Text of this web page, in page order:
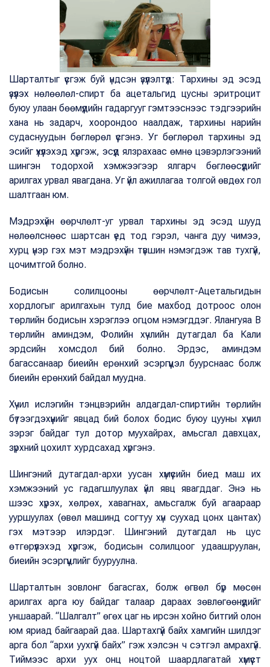
Шарталтыг үүсгэж буй үндсэн үзүүлэлтүүд: Тархины эд эсэд
үзүүлэх нөлөөлөл-спирт ба ацетальгид цусны эритроцит
буюу улаан бөөмүүдийн гадаргууг гэмтээснээс тэдгээрийн
хана нь задарч, хоорондоо наалдаж, тархины нарийн
судаснуудын бөглөрөл үүсгэнэ. Уг бөглөрөл тархины эд
эсийг үхүүлэхэд хүргэж, эсүүд ялзрахаас өмнө цэвэрлэгээний
шингэн тодорхой хэмжээгээр ялгарч бөглөөсүүдийг
арилгах урвал явагдана. Уг үйл ажиллагаа толгой өвдөх гол
шалтгаан юм.
Мэдрэхүйн өөрчлөлт-уг урвал тархины эд эсэд шууд
нөлөөлснөөс шартсан үед тод гэрэл, чанга дуу чимээ,
хурц үнэр гэх мэт мэдрэхүйн түвшин нэмэгдэж тав тухгүй,
цочимтгой болно.
Бодисын солилцооны өөрчлөлт-Ацетальгидын
хордлогыг арилгахын тулд бие махбод дотроос олон
төрлийн бодисын хэрэглээ огцом нэмэгддэг. Ялангуяа B
төрлийн аминдэм, Фолийн хүчлийн дутагдал ба Кали
эрдсийн хомсдол бий болно. Эрдэс, аминдэм
багассанаар биеийн ерөнхий эсэргүүцэл буурснаас болж
биеийн ерөнхий байдал муудна.
Хүчил ислэгийн тэнцвэрийн алдагдал-спиртийн төрлийн
бүтээгдэхүүнийг явцад бий болох бодис буюу цууны хүчил
зэрэг байдаг тул дотор муухайрах, амьсгал давхцах,
зүрхний цохилт хурдсахад хүргэнэ.
Шингэний дутагдал-архи уусан хүмүүсийн биед маш их
хэмжээний ус гадагшлуулах үйл явц явагддаг. Энэ нь
шээс хүрэх, хөлрөх, хавагнах, амьсгалж буй агаараар
ууршуулах (өвөл машинд согтуу хүн суухад цонх цантах)
гэх мэтээр илэрдэг. Шингэний дутагдал нь цус
өтгөрүүлэхэд хүргэж, бодисын солилцоог удаашруулан,
биеийн эсэргүүцлийг бууруулна.
Шарталтын зовлонг багасгах, болж өгвөл бүр мөсөн
арилгах арга юу байдаг талаар дараах зөвлөгөөнүүдийг
уншаарай. “Шалгалт” өгөх цаг нь ирсэн хойно битгий олон
юм яриад байгаарай даа. Шартахгүй байх хамгийн шилдэг
арга бол “архи уухгүй байх” гэж хэлсэн ч сэтгэл амрахгүй.
Тиймээс архи уух онц ноцтой шаардлагатай хүмүүст